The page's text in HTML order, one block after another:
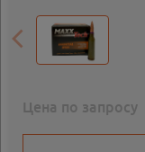
Цена по запросу